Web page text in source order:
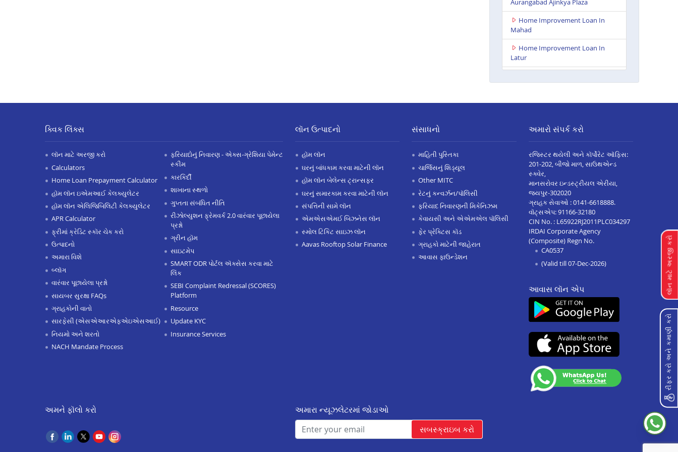
Home Improvement Loan In
Mahad
Home Improvement Loan In
Latur
Dhule
Home Improvement Loan In
Home Improvement Loan In
Washim
Home Improvement Loan In
Home Improvement Loan In
Shivaji Nagar
Home Improvement Loan In
Nagpur Besa Road
Home Improvement Loan In
Yavatmal
Home Improvement Loan In
Home Improvement Loan In
Wardha
Home Improvement Loan In
Home Improvement Loan In
Chandrapur
લૉન માટે અરજી કરો
રીફર કરો અને કમાણી કરો
ક્વિક લિંક્સ
લૉન માટે અરજી કરો
Calculators
Home Loan Prepayment Calculator
હૉમ લૉન ઇએમઆઈ કેલક્યુલેટર
હૉમ લૉન એલિજિબિલિટી કેલક્યુલેટર
APR Calculator
ફ્રીમાં ક્રેડિટ સ્કૉર ચેક કરો
ઉત્પાદનો
અમારા વિશે
બ્લૉગ
વારંવાર પૂછાયેલા પ્રશ્નો
સાયબર સુરક્ષા FAQs
ગ્રાહકોની વાતો
સારફેસી (એસએઆરએફએઇએસઆઈ)
નિયમો અને શરતો
NACH Mandate Process
ફરિયાદોનું નિવારણ - એક્સ-ગ્રેશિયા પેમેન્ટ
સ્કીમ
કારકિર્દી
શાખાના સ્થળો
ગુપ્તતા સંબંધિત નીતિ
રીઝોલ્યુશન ફ્રેમવર્ક 2.0 વારંવાર પૂછાયેલા
પ્રશ્નો
ગ્રીન હૉમ
સાઇટમેપ
SMART ODR પોર્ટલ ઍક્સેસ કરવા માટે
લિંક
SEBI Complaint Redressal (SCORES)
Platform
Resource
Update KYC
Insurance Services
લૉન ઉત્પાદનો
હૉમ લૉન
ઘરનું બાંધકામ કરવા માટેની લૉન
હૉમ લૉન બેલેન્સ ટ્રાન્સફર
ઘરનું સમારકામ કરવા માટેની લૉન
સંપત્તિની સામે લૉન
એમએસએમઈ બિઝનેસ લૉન
સ્મોલ ટિકિટ સાઇઝ લૉન
Aavas Rooftop Solar Finance
સંસાધનો
માહિતી પુસ્તિકા
ચાર્જિસનું શિડ્યૂલ
Other MITC
રેટનું કન્વર્ઝન/પૉલિસી
ફરિયાદ નિવારણની મિકેનિઝમ
કેવાયસી અને એએમએલ પૉલિસી
ફેર પ્રેક્ટિસ કૉડ
ગ્રાહકો માટેની જાહેરાત
આવાસ ફાઉન્ડેશન
અમારો સંપર્ક કરો
રજિસ્ટર થયેલી અને કૉર્પોરેટ ઑફિસ:
201-202, બીજો માળ, સાઉથએન્ડ
સ્ક્વેર,
માનસરોવર ઇન્ડસ્ટ્રીયલ એરીયા,
જયપુર-302020
ગ્રાહક સેવાઓ :0141-6618888.
વૉટ્સએપ:91166-32180
CIN No. : L65922RJ2011PLC034297
IRDAI Corporate Agency
(Composite) Regn No.
CA0537
(Valid till 07-Dec-2026)
આવાસ લૉન એપ
અમને ફૉલો કરો
અમારા ન્યૂઝલેટરમાં જોડાઓ
સબસ્ક્રાઇબ કરો